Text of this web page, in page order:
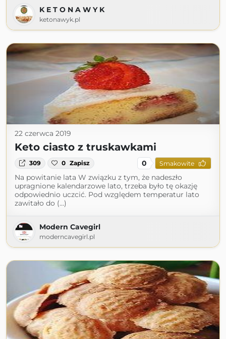
K E T O N A W Y K
ketonawyk.pl
22 czerwca 2019
Keto ciasto z truskawkami
309 0 Zapisz 0 Smakowite
Na powitanie lata W związku z tym, że nadeszło
upragnione kalendarzowe lato, trzeba było tę okazję
odpowiednio uczcić. Pod względem temperatur lato
zawitało do (...)
Modern Cavegirl
moderncavegirl.pl